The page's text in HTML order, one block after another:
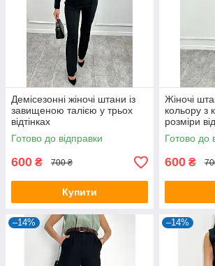
Демісезонні жіночі штани із
завищеною талією у трьох
відтінках
Готово до відправки
600 ₴ 700 ₴
Купити
Жіночі
кольору з
розміри
Готово до
600 ₴
–14% –14%